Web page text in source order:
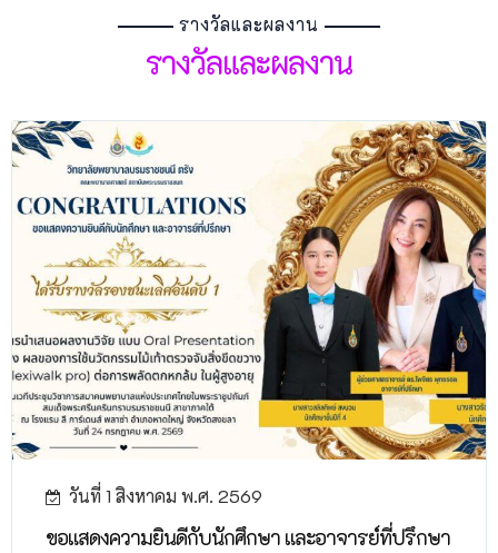
รางวัลและผลงาน
รางวัลและผลงาน
วันที่ 1 สิงหาคม พ.ศ. 2569
ขอแสดงความยินดีกับนักศึกษา และอาจารย์ที่ปรึกษา